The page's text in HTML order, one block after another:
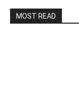
MOST READ